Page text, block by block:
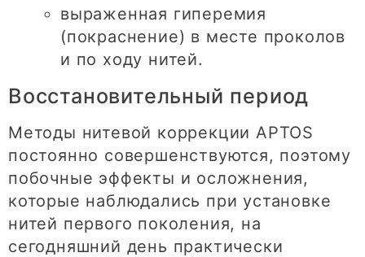
выраженная гиперемия
(покраснение) в месте проколов
и по ходу нитей.
Восстановительный период
Методы нитевой коррекции APTOS
постоянно совершенствуются, поэтому
побочные эффекты и осложнения,
которые наблюдались при установке
нитей первого поколения, на
сегодняшний день практически